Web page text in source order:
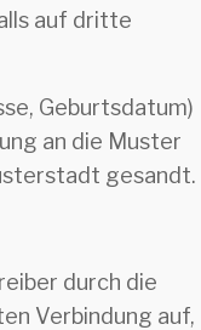
auf dritte
Geburtsdatum)
an die Muster
gesandt.
durch die
Verbindung auf,